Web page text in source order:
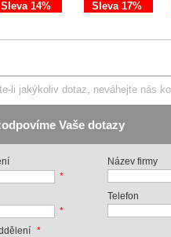
Sleva 14% Sleva 17%
li jakýkoliv dotaz, neváhejte nás
Vaše dotazy
*
Název firmy
*
Telefon
*